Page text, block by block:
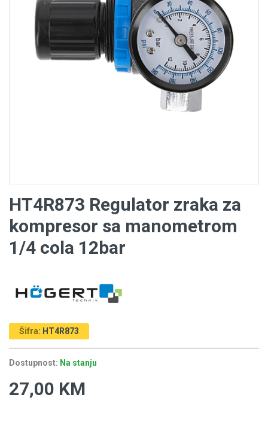
HT4R873 Regulator zraka za
kompresor sa manometrom
1/4 cola 12bar
Šifra: HT4R873
Dostupnost: Na stanju
27,00 KM